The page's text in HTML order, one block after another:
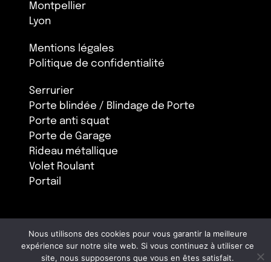
Montpellier
Lyon
Mentions légales
Politique de confidentialité
Serrurier
Porte blindée / Blindage de Porte
Porte anti squat
Porte de Garage
Rideau métallique
Volet Roulant
Portail
Nous utilisons des cookies pour vous garantir la meilleure
expérience sur notre site web. Si vous continuez à utiliser ce
site, nous supposerons que vous en êtes satisfait.